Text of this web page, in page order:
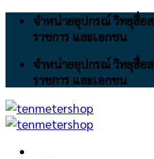
Skip
จำหน่ายอุปกรณ์ วิทยุสื่อ
ราชการ และเอกชน
จำหน่ายอุปกรณ์ วิทยุสื่อ
ราชการ และเอกชน